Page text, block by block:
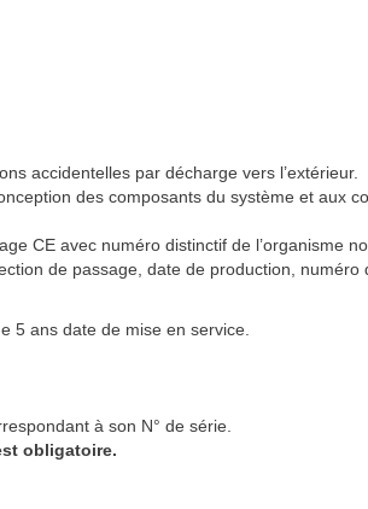
accidentelles par décharge vers l’extérieur.
des composants du système et aux
CE avec numéro distinctif de l’organisme
de passage, date de production, numéro
5 ans date de mise en service.
à son N° de série.
obligatoire.